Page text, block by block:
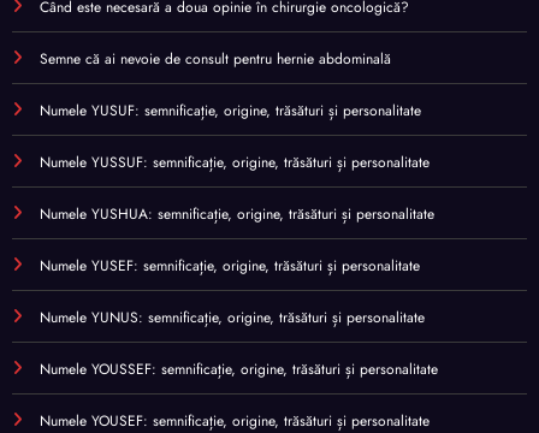
Când este necesară a doua opinie în chirurgie oncologică?
Semne că ai nevoie de consult pentru hernie abdominală
Numele YUSUF: semnificație, origine, trăsături și personalitate
Numele YUSSUF: semnificație, origine, trăsături și personalitate
Numele YUSHUA: semnificație, origine, trăsături și personalitate
Numele YUSEF: semnificație, origine, trăsături și personalitate
Numele YUNUS: semnificație, origine, trăsături și personalitate
Numele YOUSSEF: semnificație, origine, trăsături și personalitate
Numele YOUSEF: semnificație, origine, trăsături și personalitate